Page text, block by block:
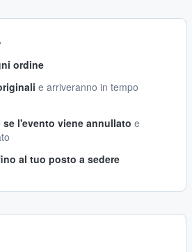
ordine
e arriveranno in tempo
se l'evento viene annullato e
al tuo posto a sedere